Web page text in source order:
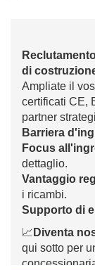
di
Ampliate il
certificati CE,
partner
Barriera
Focus
dettaglio.
Vantaggio
i ricambi.
Supporto di
📈 Diventa
qui sotto per